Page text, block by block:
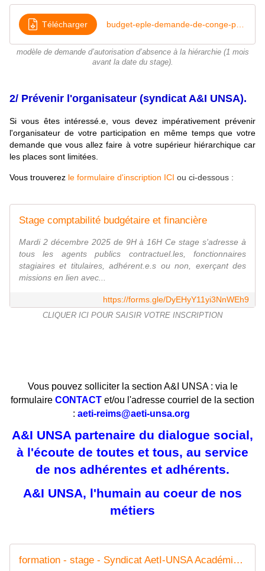
Télécharger
modèle de demande d’autorisation d’absence à la hiérarchie (1 mois
avant la date du stage).
2/ Prévenir l'organisateur (syndicat A&I UNSA).
Si vous êtes intéressé.e, vous devez impérativement prévenir
l'organisateur de votre participation en même temps que votre
demande que vous allez faire à votre supérieur hiérarchique car
les places sont limitées.
Vous trouverez le formulaire d'inscription ICI ou ci-dessous :
Stage comptabilité budgétaire et financière
Mardi 2 décembre 2025 de 9H à 16H Ce stage s'adresse à
tous les agents publics contractuel.les, fonctionnaires
stagiaires et titulaires, adhérent.e.s ou non, exerçant des
missions en lien avec...
https://forms.gle/DyEHyY11yi3NnWEh9
CLIQUER ICI POUR SAISIR VOTRE INSCRIPTION
Vous pouvez solliciter la section A&I UNSA : via le
formulaire CONTACT et/ou l'adresse courriel de la section
: aeti-reims@aeti-unsa.org
A&I UNSA partenaire du dialogue social,
à l'écoute de toutes et tous, au service
de nos adhérentes et adhérents.
A&I UNSA, l'humain au coeur de nos
métiers
formation - stage - Syndicat AetI-UNSA Académie Reims